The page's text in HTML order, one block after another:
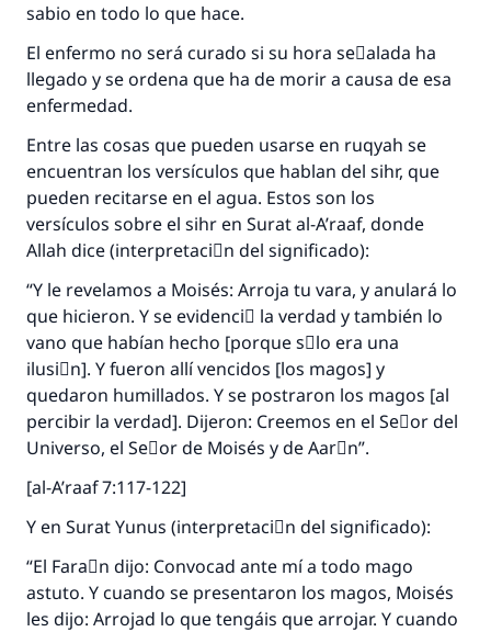
sabio en todo lo que hace.
El enfermo no será curado si su hora seٌalada ha
llegado y se ordena que ha de morir a causa de esa
enfermedad.
Entre las cosas que pueden usarse en ruqyah se
encuentran los versículos que hablan del sihr, que
pueden recitarse en el agua. Estos son los
versículos sobre el sihr en Surat al-A’raaf, donde
Allah dice (interpretaciَn del significado):
“Y le revelamos a Moisés: Arroja tu vara, y anulará lo
que hicieron. Y se evidenciَ la verdad y también lo
vano que habían hecho [porque sَlo era una
ilusiَn]. Y fueron allí vencidos [los magos] y
quedaron humillados. Y se postraron los magos [al
percibir la verdad]. Dijeron: Creemos en el Seٌor del
Universo, el Seٌor de Moisés y de Aarَn”.
[al-A’raaf 7:117-122]
Y en Surat Yunus (interpretaciَn del significado):
“El Faraَn dijo: Convocad ante mí a todo mago
astuto. Y cuando se presentaron los magos, Moisés
les dijo: Arrojad lo que tengáis que arrojar. Y cuando